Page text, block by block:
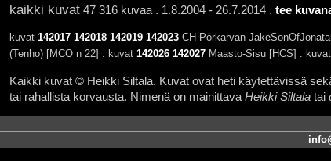
kaikki kuvat47 316 kuvaa . 1.8.2004 - 26.7.2014 . tee
kuvat 142017 142018 142019 142023CH Pörkarvan
(Tenho) [MCO n 22] . kuvat 142026 142027Maasto-Sisu [HCS] . kuvat
Kaikki kuvat © Heikki Siltala. Kuvat ovat heti käytettävissä
tai rahallista korvausta. Nimenä on mainittava Heikki Siltalatai